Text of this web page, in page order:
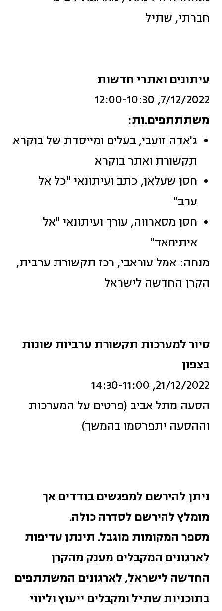
חברתי, שתיל
עיתונים ואתרי חדשות
7/12/2022, 12:00-10:30
משתתתפים.ות:
ג'אדה זועבי, בעלים ומייסדת של בוקרא
תקשורת ואתר בוקרא
חסן שעלאן, כתב ועיתונאי "כל אל
ערב"
חסן מסארווה, עורך ועיתונאי "אל
איתיחאד"
מנחה: אמל עוראבי, רכז תקשורת ערבית,
הקרן החדשה לישראל
סיור למערכות תקשורת ערביות שונות
בצפון
21/12/2022, 14:30-11:00
הסעה מתל אביב (פרטים על המערכות
וההסעה יתפרסמו בהמשך)
ניתן להירשם למפגשים בודדים אך
מומלץ להירשם לסדרה כולה.
מספר המקומות מוגבל. תינתן עדיפות
לארגונים המקבלים מענק מהקרן
החדשה לישראל, לארגונים המשתתפים
בתוכניות שתיל ומקבלים ייעוץ וליווי